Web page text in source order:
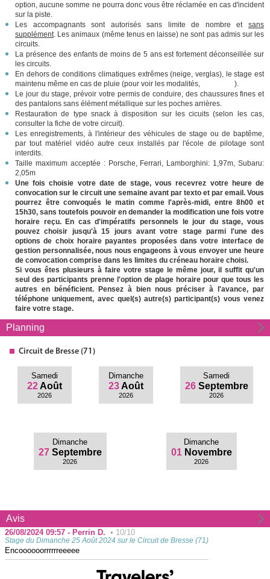
option, aucune somme ne pourra donc vous être réclamée en cas d'incident
sur la piste.
Les accompagnants sont autorisés sans limite de nombre et sans
supplément . Les animaux (même tenus en laisse) ne sont pas admis sur les
circuits.
La présence des enfants de moins de 5 ans est fortement déconseillée sur
les circuits.
En dehors de conditions climatiques extrêmes (neige, verglas), le stage est
maintenu même en cas de pluie (pour voir les modalités,
).
Le jour du stage, prévoir votre permis de conduire, des chaussures fines et
des pantalons sans élément métallique sur les poches arrières.
Restauration de type snack à disposition sur les cicuits (selon les cas,
consulter la fiche de votre circuit).
Les enregistrements, à l'intérieur des véhicules de stage ou de baptême,
par tout matériel vidéo autre ceux installés par l'école de pilotage sont
interdits.
Taille maximum acceptée : Porsche, Ferrari, Lamborghini: 1,97m, Subaru:
2,05m
Une fois choisie votre date de stage, vous recevrez votre heure de
convocation sur le circuit une semaine avant par texto et par email. Vous
pourrez être convoqués le matin comme l'après-midi, entre 8h00 et
15h30, sans toutefois pouvoir en demander la modification une fois votre
horaire reçu. En cas d'impératifs personnels le jour du stage, vous
pouvez choisir jusqu'à 15 jours avant votre stage parmi l'une des
options de choix horaire payantes proposées dans votre interface de
gestion personnalisée, nous nous engageons à vous envoyer une heure
de convocation comprise dans les limites du créneau horaire choisi.
Si vous êtes plusieurs à faire votre stage le même jour, il suffit qu'un
seul des participants prenne l'option de plage horaire pour que tous les
autres en bénéficient. Pensez à bien nous préciser à l'avance, par
téléphone uniquement, avec quel(s) autre(s) participant(s) vous venez
faire votre stage.
Planning
Circuit de Bresse (71)
Samedi
22 Août
2026
Dimanche
23 Août
2026
Samedi
26 Septembre
2026
Dimanche
27 Septembre
2026
Dimanche
01 Novembre
2026
Avis
26/08/2024 09:57 - Perrin D. • 10/10
Stage du Dimanche 25 Août 2024 sur le Circuit de Bresse (71)
Encoooooorrrrrreeeee